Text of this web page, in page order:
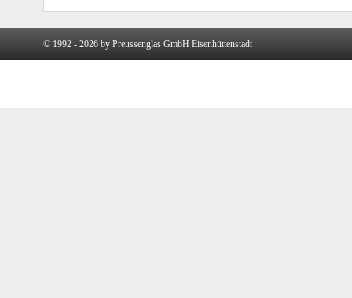
© 1992 - 2026 by Preussenglas GmbH Eisenhüttenstadt